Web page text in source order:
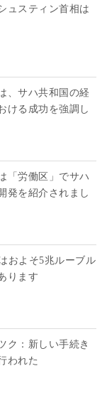
ュスティン首相は
、サハ共和国の経
ける成功を強調し
「労働区」でサハ
発を紹介されまし
およそ5兆ルーブル
ります
ク：新しい手続き
われた